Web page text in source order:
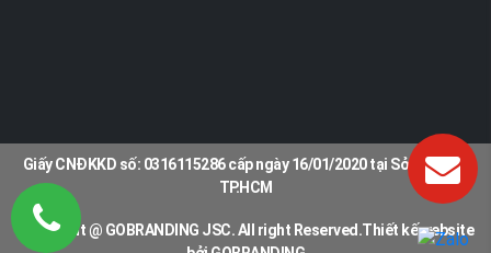
Giấy CNĐKKD số: 0316115286 cấp ngày 16/01/2020 tại Sở KH & ĐT
TP.HCM
Copyright @ GOBRANDING JSC. All right Reserved.Thiết kế website